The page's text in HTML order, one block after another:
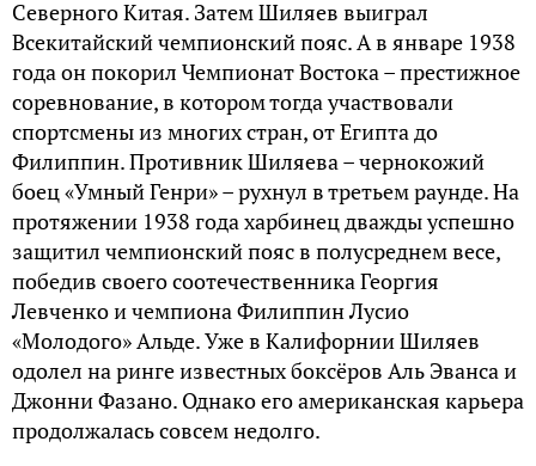
Северного Китая. Затем Шиляев выиграл
Всекитайский чемпионский пояс. А в январе 1938
года он покорил Чемпионат Востока – престижное
соревнование, в котором тогда участвовали
спортсмены из многих стран, от Египта до
Филиппин. Противник Шиляева – чернокожий
боец «Умный Генри» – рухнул в третьем раунде. На
протяжении 1938 года харбинец дважды успешно
защитил чемпионский пояс в полусреднем весе,
победив своего соотечественника Георгия
Левченко и чемпиона Филиппин Лусио
«Молодого» Альде. Уже в Калифорнии Шиляев
одолел на ринге известных боксёров Аль Эванса и
Джонни Фазано. Однако его американская карьера
продолжалась совсем недолго.